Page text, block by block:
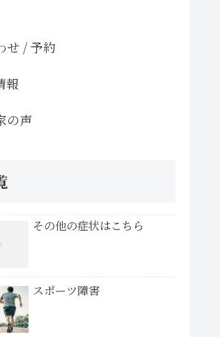
せ / 予約
報
の声
その他の症状はこちら
スポーツ障害